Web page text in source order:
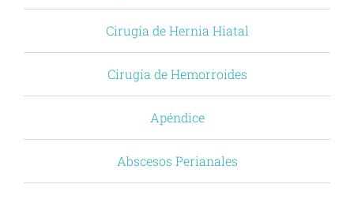
Cirugía de Hernia Hiatal
Cirugía de Hemorroides
Apéndice
Abscesos Perianales